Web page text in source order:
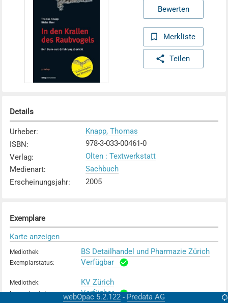
Bewerten
Merkliste
Teilen
Details
Urheber:
Knapp, Thomas
ISBN:
978-3-033-00461-0
Verlag:
Olten : Textwerkstatt
Medienart:
Sachbuch
Erscheinungsjahr: 2005
Exemplare
Karte anzeigen
Mediothek: BS Detailhandel und Pharmazie Zürich
Exemplarstatus: Verfügbar
Mediothek: KV Zürich
Exemplarstatus: Verfügbar
webOpac 5.2.122 - Predata AG